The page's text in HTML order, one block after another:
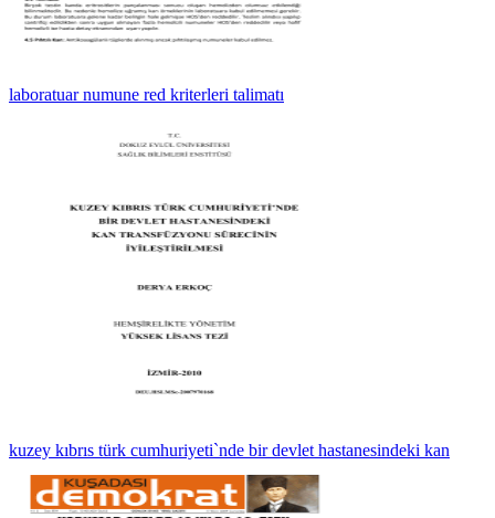
laboratuar numune red kriterleri talimatı
kuzey kıbrıs türk cumhuriyeti`nde bir devlet hastanesindeki kan